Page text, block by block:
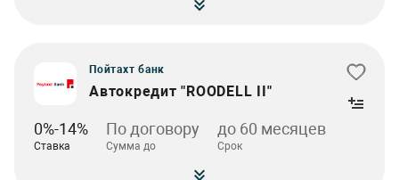
Пойтахт банк
Автокредит "ROODELL II"
0%-14%
Ставка
По договору
Сумма до
до 60 месяцев
Срок